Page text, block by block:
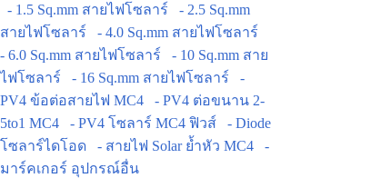
- 1.5 Sq.mm สายไฟโซลาร์
- 2.5 Sq.mm
สายไฟโซลาร์
- 4.0 Sq.mm สายไฟโซลาร์
- 6.0 Sq.mm สายไฟโซลาร์
- 10 Sq.mm สาย
ไฟโซลาร์
- 16 Sq.mm สายไฟโซลาร์
-
PV4 ข้อต่อสายไฟ MC4
- PV4 ต่อขนาน 2-
5to1 MC4
- PV4 โซลาร์ MC4 ฟิวส์
- Diode
โซลาร์ไดโอด
- สายไฟ Solar ย้ำหัว MC4
-
มาร์คเกอร์ อุปกรณ์อื่น